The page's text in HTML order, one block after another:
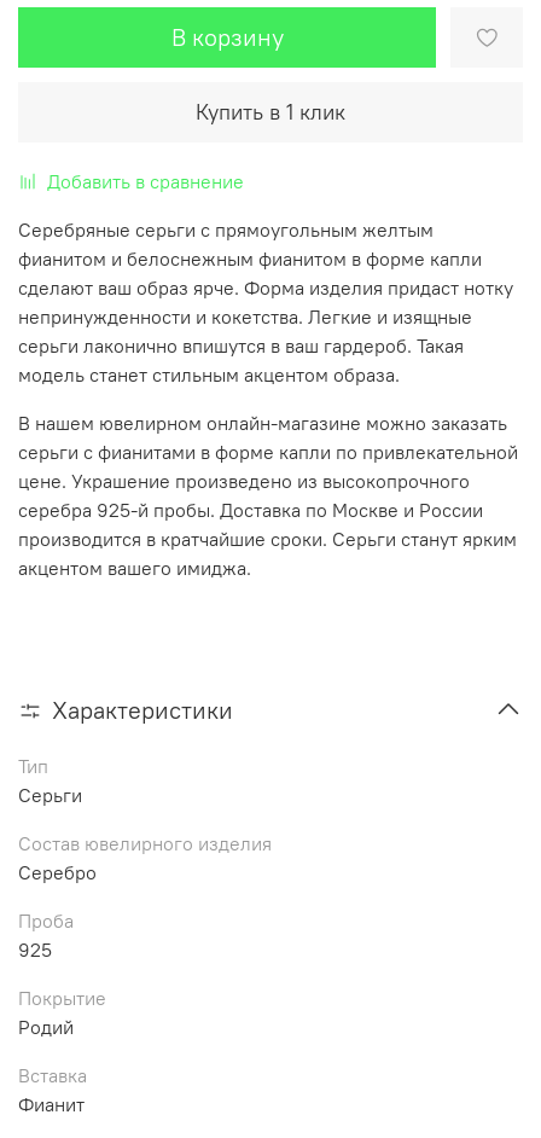
В корзину
Купить в 1 клик
Добавить в сравнение
Серебряные серьги с прямоугольным желтым
фианитом и белоснежным фианитом в форме капли
сделают ваш образ ярче. Форма изделия придаст нотку
непринужденности и кокетства. Легкие и изящные
серьги лаконично впишутся в ваш гардероб. Такая
модель станет стильным акцентом образа.
В нашем ювелирном онлайн-магазине можно заказать
серьги с фианитами в форме капли по привлекательной
цене. Украшение произведено из высокопрочного
серебра 925-й пробы. Доставка по Москве и России
производится в кратчайшие сроки. Серьги станут ярким
акцентом вашего имиджа.
Характеристики
Тип
Серьги
Состав ювелирного изделия
Серебро
Проба
925
Покрытие
Родий
Вставка
Фианит